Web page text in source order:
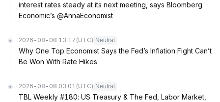
interest rates steady at its next meeting, says Bloomberg
Economic’s @AnnaEconomist
2026-08-08 13:17 (UTC) Neutral
Why One Top Economist Says the Fed’s Inflation Fight Can’t
Be Won With Rate Hikes
2026-08-08 03:01 (UTC) Neutral
TBL Weekly #180: US Treasury & The Fed, Labor Market,